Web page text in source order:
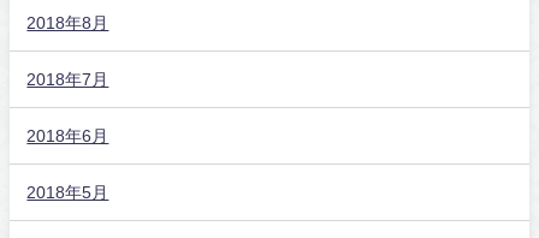
2018年8月
2018年7月
2018年6月
2018年5月